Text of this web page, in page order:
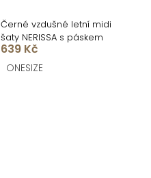
Černé vzdušné letní midi
šaty NERISSA s páskem
639 Kč
ONESIZE